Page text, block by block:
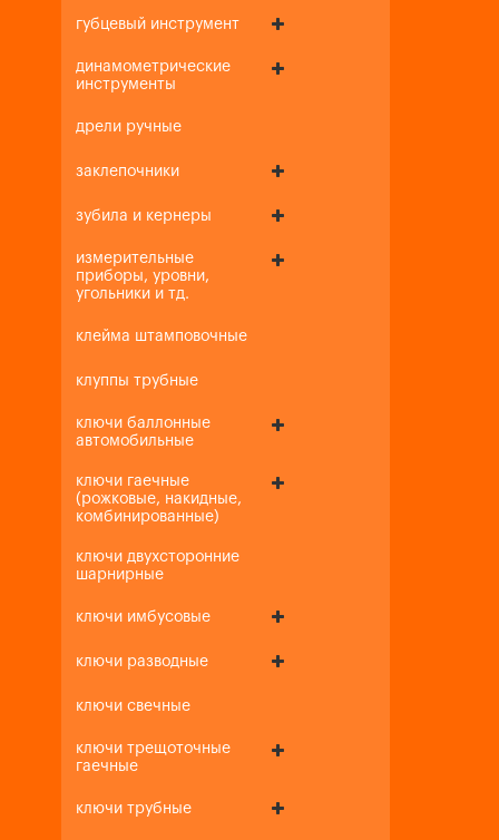
губцевый инструмент
динамометрические
инструменты
дрели ручные
заклепочники
зубила и кернеры
измерительные
приборы, уровни,
угольники и тд.
клейма штамповочные
клуппы трубные
ключи баллонные
автомобильные
ключи гаечные
(рожковые, накидные,
комбинированные)
ключи двухсторонние
шарнирные
ключи имбусовые
ключи разводные
ключи свечные
ключи трещоточные
гаечные
ключи трубные